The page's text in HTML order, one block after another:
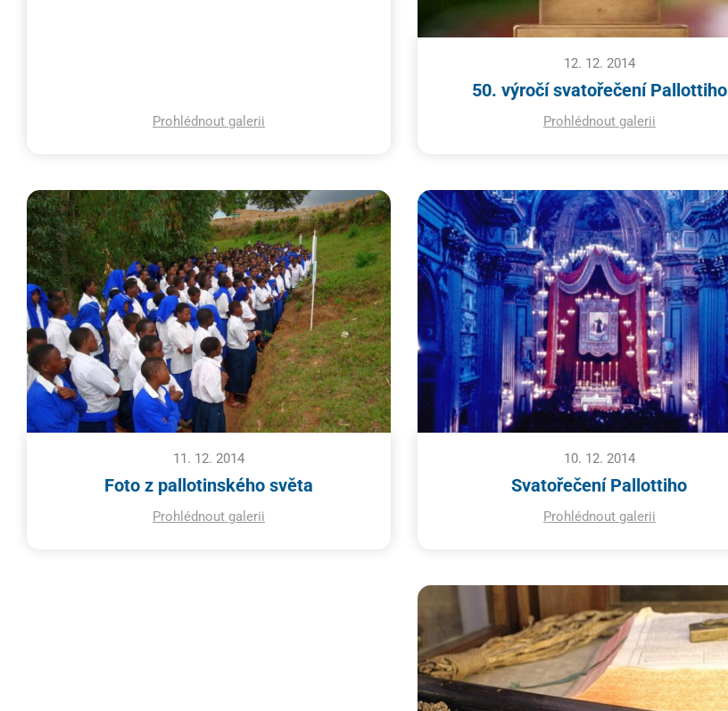
Prohlédnout galerii
12. 12. 2014
50. výročí svatořečení Pallottiho
Prohlédnout galerii
11. 12. 2014
Foto z pallotinského světa
Prohlédnout galerii
10. 12. 2014
Svatořečení Pallottiho
Prohlédnout galerii